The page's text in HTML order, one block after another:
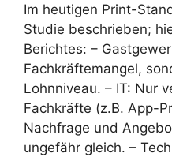
Im heutigen Print-
Studie beschrieben;
Berichtes: –
Fachkräftemangel,
Lohnniveau. – IT: Nur
Fachkräfte (z.B. App-
Nachfrage und
ungefähr gleich. –